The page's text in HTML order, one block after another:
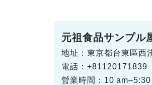
元祖食品サンプル
地址：東京都台東區西
電話：+81120171839
營業時間：10 am–5:30